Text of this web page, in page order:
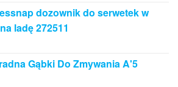
dozownik do serwetek w
ladę 272511
Gąbki Do Zmywania A'5